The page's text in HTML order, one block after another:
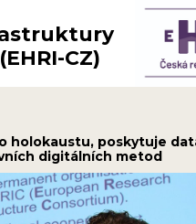
CZ)
holokaustu, poskytuje
digitálních metod